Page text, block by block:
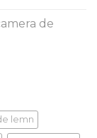
de
lemn